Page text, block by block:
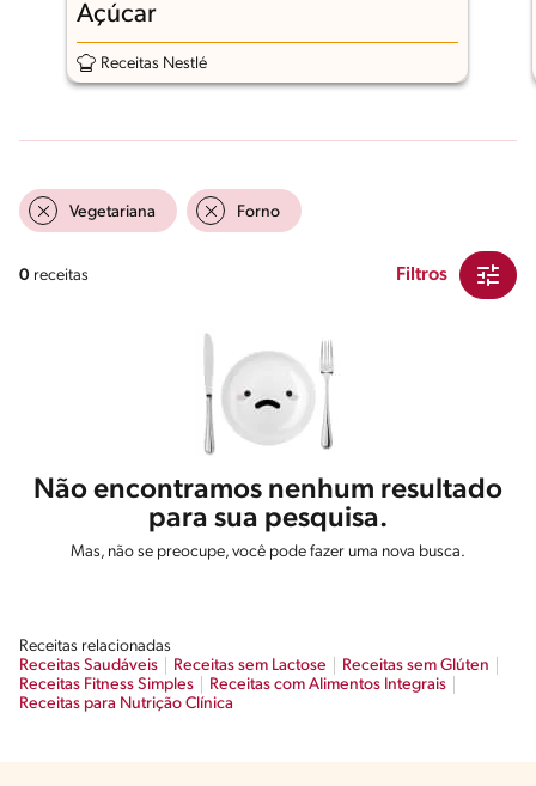
Açúcar
Receitas Nestlé
Vegetariana Forno
0 receitas Filtros
Não encontramos nenhum resultado
para sua pesquisa.
Mas, não se preocupe, você pode fazer uma nova busca.
Receitas relacionadas
Receitas Saudáveis
Receitas sem Lactose
Receitas sem Glúten
Receitas Fitness Simples
Receitas com Alimentos Integrais
Receitas para Nutrição Clínica